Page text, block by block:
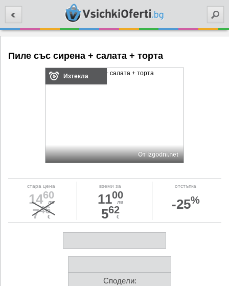
Пиле със сирена + салата + торта
Изтекла
От Izgodni.net
стара цена
1460
лв
746
€
вземи за
1100
лв
562
€
отстъпка
-25%
Сподели: